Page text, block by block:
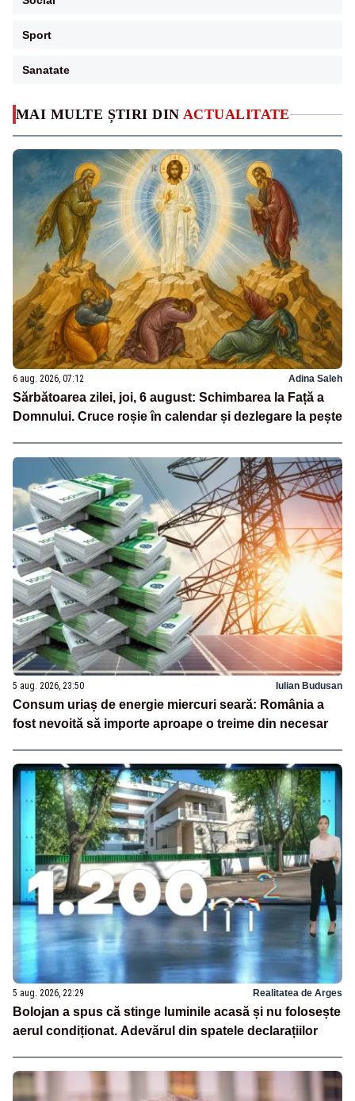
MAI MULTE ȘTIRI DIN ACTUALITATE
6 aug. 2026, 07:12 Adina Saleh
Sărbătoarea zilei, joi, 6 august: Schimbarea la Față a
Domnului. Cruce roșie în calendar și dezlegare la pește
5 aug. 2026, 23:50 Iulian Budusan
Consum uriaș de energie miercuri seară: România a
fost nevoită să importe aproape o treime din necesar
5 aug. 2026, 22:29 Realitatea de Arges
Bolojan a spus că stinge luminile acasă și nu folosește
aerul condiționat. Adevărul din spatele declarațiilor
Sport
Sanatate